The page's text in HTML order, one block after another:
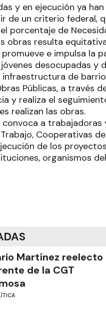
y en ejecución ya
de un criterio federal,
porcentaje de
obras resulta
promueve e impulsa la
desocupadas y
de
Públicas, a través
y realiza el
realizan las obras.
a trabajadoras
Cooperativas
de los
organismos
Martínez reelecto
de la CGT